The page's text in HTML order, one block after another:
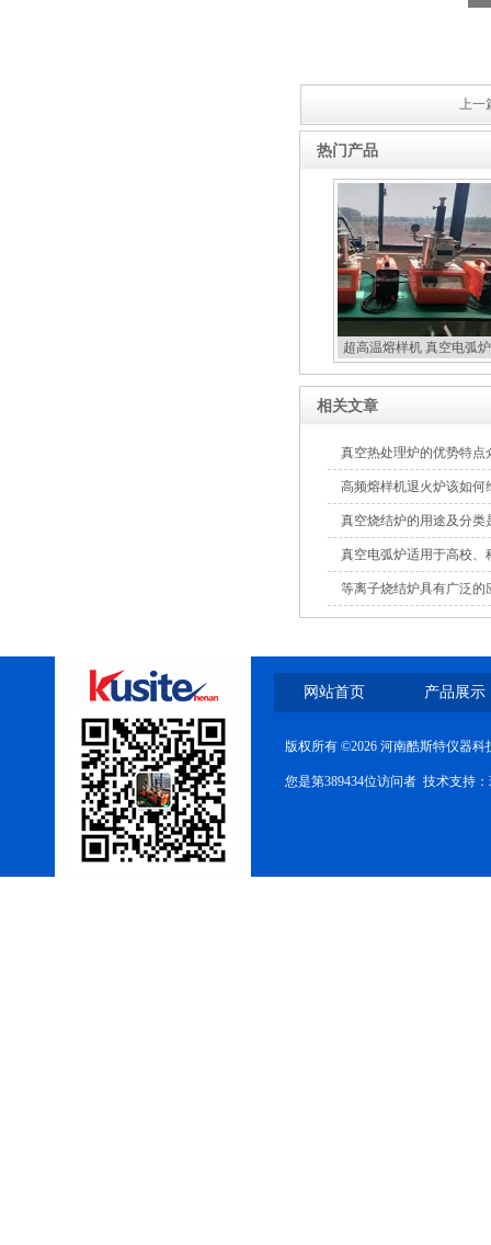
上一
热门产品
超高温熔样机 真空电弧
相关文章
真空热处理炉的优势特点
高频熔样机退火炉该如何
真空烧结炉的用途及分类
真空电弧炉适用于高校
制备
等离子烧结炉具有广泛的
网站首页 产品展示
版权所有 ©2026 河南酷斯特仪器
您是第389434位访问者 技术支持：